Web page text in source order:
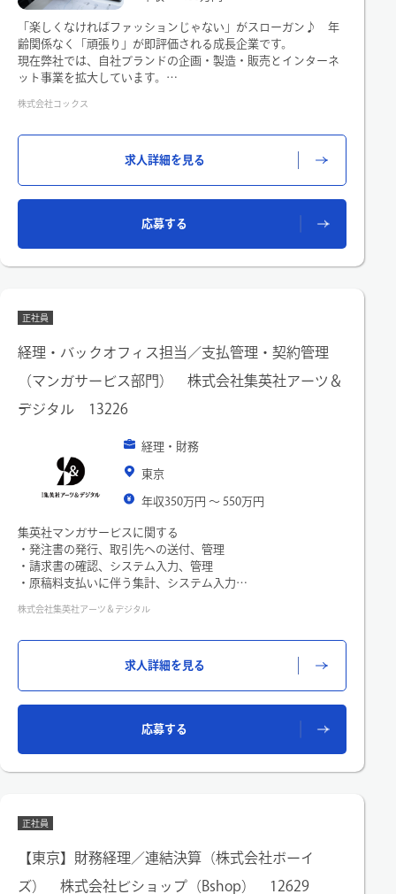
「楽しくなければファッションじゃない」がスローガン♪ 年
齢関係なく「頑張り」が即評価される成長企業です。
現在弊社では、自社ブランドの企画・製造・販売とインターネ
ット事業を拡大しています。
していきます。
・支払処理・支払い伝票、経理データー入力 その他事務作
株式会社コックス
求人詳細を見る
応募する
正社員
経理・バックオフィス担当／支払管理・契約管理
（マンガサービス部門） 株式会社集英社アーツ＆
デジタル 13226
経理・財務
東京
年収350万円 〜 550万円
集英社マンガサービスに関する
・発注書の発行、取引先への送付、管理
・請求書の確認、システム入力、管理
・原稿料支払いに伴う集計、システム入力
・契約書の作成・締結対応、締結状況の進捗管理
国内最大級のマンガ・コンテンツビジネスを支える重要インフ
株式会社集英社アーツ＆デジタル
求人詳細を見る
応募する
正社員
【東京】財務経理／連結決算（株式会社ボーイ
ズ） 株式会社ビショップ（Bshop） 12629